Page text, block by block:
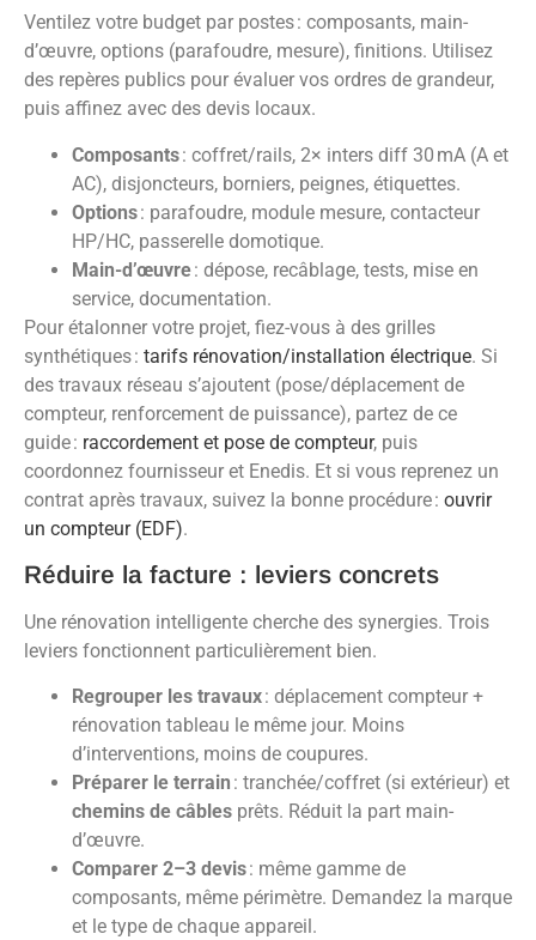
Ventilez votre budget par postes : composants, main-
d’œuvre, options (parafoudre, mesure), finitions. Utilisez
des repères publics pour évaluer vos ordres de grandeur,
puis affinez avec des devis locaux.
Composants: coffret/rails, 2× inters diff 30 mA (A et
AC), disjoncteurs, borniers, peignes, étiquettes.
Options: parafoudre, module mesure, contacteur
HP/HC, passerelle domotique.
Main-d’œuvre: dépose, recâblage, tests, mise en
service, documentation.
Pour étalonner votre projet, fiez-vous à des grilles
synthétiques : tarifs rénovation/installation électrique. Si
des travaux réseau s’ajoutent (pose/déplacement de
compteur, renforcement de puissance), partez de ce
guide : raccordement et pose de compteur, puis
coordonnez fournisseur et Enedis. Et si vous reprenez un
contrat après travaux, suivez la bonne procédure : ouvrir
un compteur (EDF).
Réduire la facture : leviers concrets
Une rénovation intelligente cherche des synergies. Trois
leviers fonctionnent particulièrement bien.
Regrouper les travaux: déplacement compteur +
rénovation tableau le même jour. Moins
d’interventions, moins de coupures.
Préparer le terrain : tranchée/coffret (si extérieur) et
chemins de câbles prêts. Réduit la part main-
d’œuvre.
Comparer 2–3 devis: même gamme de
composants, même périmètre. Demandez la marque
et le type de chaque appareil.